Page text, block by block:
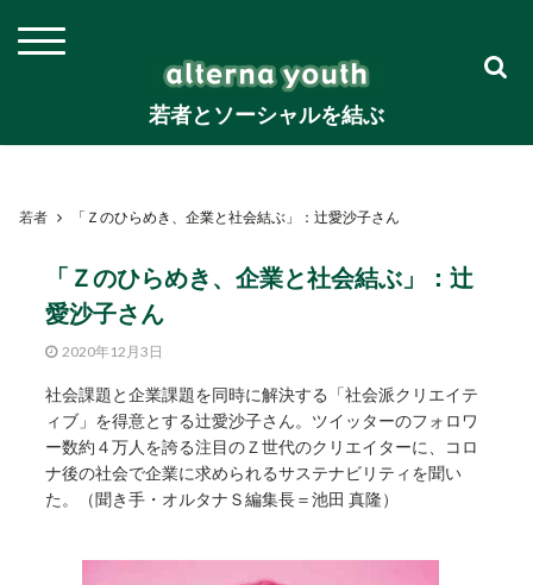
若者とソーシャルを結ぶ
若者 「Ｚのひらめき、企業と社会結ぶ」：辻愛沙子さん
「Ｚのひらめき、企業と社会結ぶ」：辻
愛沙子さん
2020年12月3日
社会課題と企業課題を同時に解決する「社会派クリエイテ
ィブ」を得意とする辻愛沙子さん。ツイッターのフォロワ
ー数約４万人を誇る注目のＺ世代のクリエイターに、コロ
ナ後の社会で企業に求められるサステナビリティを聞い
た。（聞き手・オルタナＳ編集長＝池田 真隆）